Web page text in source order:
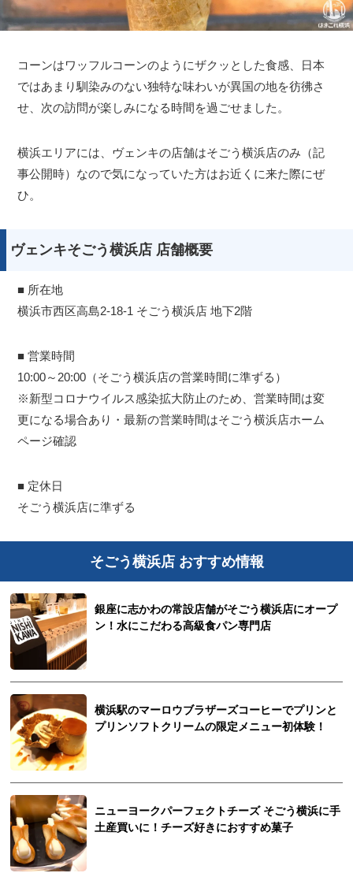
コーンはワッフルコーンのようにザクッとした食感、日本
ではあまり馴染みのない独特な味わいが異国の地を彷彿さ
せ、次の訪問が楽しみになる時間を過ごせました。
横浜エリアには、ヴェンキの店舗はそごう横浜店のみ（記
事公開時）なので気になっていた方はお近くに来た際にぜ
ひ。
ヴェンキそごう横浜店 店舗概要
■ 所在地
横浜市西区高島2-18-1 そごう横浜店 地下2階
■ 営業時間
10:00～20:00（そごう横浜店の営業時間に準ずる）
※新型コロナウイルス感染拡大防止のため、営業時間は変
更になる場合あり・最新の営業時間はそごう横浜店ホーム
ページ確認
■ 定休日
そごう横浜店に準ずる
そごう横浜店 おすすめ情報
銀座に志かわの常設店舗がそごう横浜店にオープ
ン！水にこだわる高級食パン専門店
横浜駅のマーロウブラザーズコーヒーでプリンと
プリンソフトクリームの限定メニュー初体験！
ニューヨークパーフェクトチーズ そごう横浜に手
土産買いに！チーズ好きにおすすめ菓子